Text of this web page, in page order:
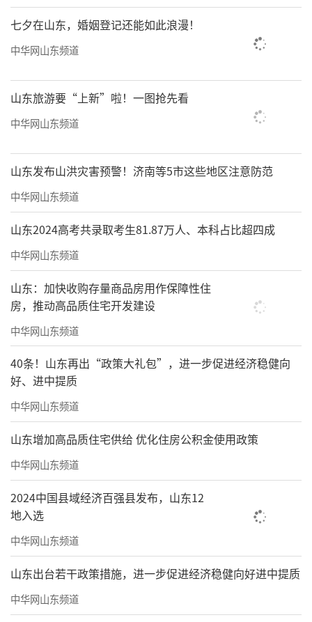
刘玮，1965年生于山东临朐，著名媒体
人、策划人、制片人。曾是齐鲁晚报体育记
者，专职报道泰山队和国足，采访过世界杯、
奥运会等重大体育赛事，担当过全运、奥运火
炬手，出版了《望岳》《滚动的心》等足球书
籍。记者生涯之外运营体育俱乐部，培养挖掘
了众多棋类项目的全国和世界冠军，主导拍摄
了多部影视作品，并入围戛纳电影节等国际影
展，为跨领域文体发展的特殊人才。
责任编辑：王晓晖
七夕在山东，婚姻登记还能如此浪漫！
中华网山东频道
山东旅游要“上新”啦！一图抢先看
中华网山东频道
山东发布山洪灾害预警！济南等5市这些地区注意防范
中华网山东频道
山东2024高考共录取考生81.87万人、本科占比超四成
中华网山东频道
山东：加快收购存量商品房用作保障性住
房，推动高品质住宅开发建设
中华网山东频道
40条！山东再出“政策大礼包”，进一步促进经济稳健向
好、进中提质
中华网山东频道
山东增加高品质住宅供给 优化住房公积金使用政策
中华网山东频道
2024中国县域经济百强县发布，山东12
地入选
中华网山东频道
山东出台若干政策措施，进一步促进经济稳健向好进中提质
中华网山东频道